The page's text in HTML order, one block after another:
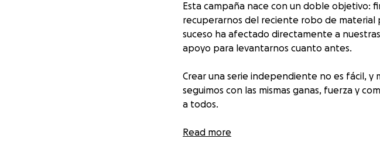
Esta campaña nace con un doble objetivo:
recuperarnos del reciente robo de material
suceso ha afectado directamente a
apoyo para levantarnos cuanto antes.
Crear una serie independiente no es fácil, y
seguimos con las mismas ganas, fuerza y
a todos.
¿Por qué necesitamos tu ayuda?
Read more